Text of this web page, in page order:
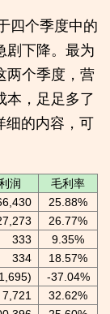
四个季度中的
剧下降。最为
两个季度，营
本，足足多了
细的内容，可
润 毛利率
25.88%
26.77%
333
9.35%
334
18.57%
-37.04%
7,721
32.62%